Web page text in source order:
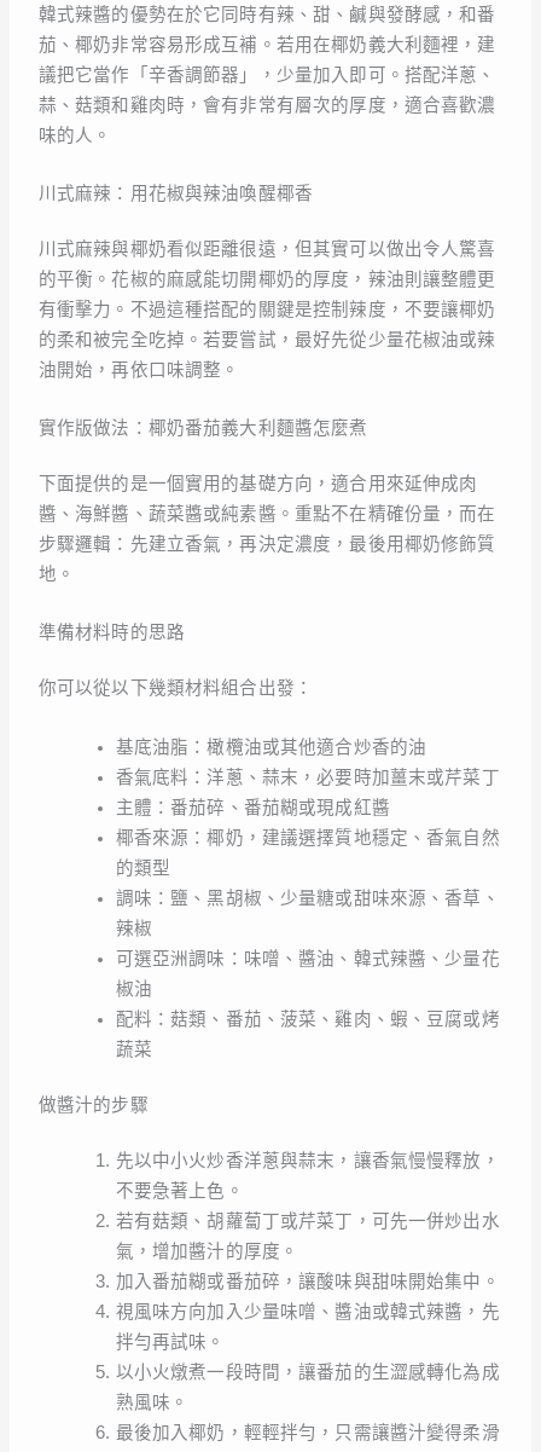
韓式辣醬的優勢在於它同時有辣、甜、鹹與發酵感，和番
茄、椰奶非常容易形成互補。若用在椰奶義大利麵裡，建
議把它當作「辛香調節器」，少量加入即可。搭配洋蔥、
蒜、菇類和雞肉時，會有非常有層次的厚度，適合喜歡濃
味的人。
川式麻辣：用花椒與辣油喚醒椰香
川式麻辣與椰奶看似距離很遠，但其實可以做出令人驚喜
的平衡。花椒的麻感能切開椰奶的厚度，辣油則讓整體更
有衝擊力。不過這種搭配的關鍵是控制辣度，不要讓椰奶
的柔和被完全吃掉。若要嘗試，最好先從少量花椒油或辣
油開始，再依口味調整。
實作版做法：椰奶番茄義大利麵醬怎麼煮
下面提供的是一個實用的基礎方向，適合用來延伸成肉
醬、海鮮醬、蔬菜醬或純素醬。重點不在精確份量，而在
步驟邏輯：先建立香氣，再決定濃度，最後用椰奶修飾質
地。
準備材料時的思路
你可以從以下幾類材料組合出發：
基底油脂：橄欖油或其他適合炒香的油
香氣底料：洋蔥、蒜末，必要時加薑末或芹菜丁
主體：番茄碎、番茄糊或現成紅醬
椰香來源：椰奶，建議選擇質地穩定、香氣自然
的類型
調味：鹽、黑胡椒、少量糖或甜味來源、香草、
辣椒
可選亞洲調味：味噌、醬油、韓式辣醬、少量花
椒油
配料：菇類、番茄、菠菜、雞肉、蝦、豆腐或烤
蔬菜
做醬汁的步驟
先以中小火炒香洋蔥與蒜末，讓香氣慢慢釋放，
不要急著上色。
若有菇類、胡蘿蔔丁或芹菜丁，可先一併炒出水
氣，增加醬汁的厚度。
加入番茄糊或番茄碎，讓酸味與甜味開始集中。
視風味方向加入少量味噌、醬油或韓式辣醬，先
拌勻再試味。
以小火燉煮一段時間，讓番茄的生澀感轉化為成
熟風味。
最後加入椰奶，輕輕拌勻，只需讓醬汁變得柔滑